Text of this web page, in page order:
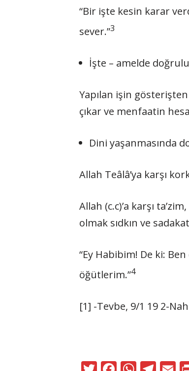
“Bir işte kesin karar
sever.”3
İşte – amelde
Yapılan işin
çıkar ve menfaatin
Dini yaşanmasında
Allah Teâlâ’ya karşı
Allah (c.c)’a karşı
olmak sıdkın ve
“Ey Habibim! De ki:
öğütlerim.”4
[1] -Tevbe, 9/1 19 2-